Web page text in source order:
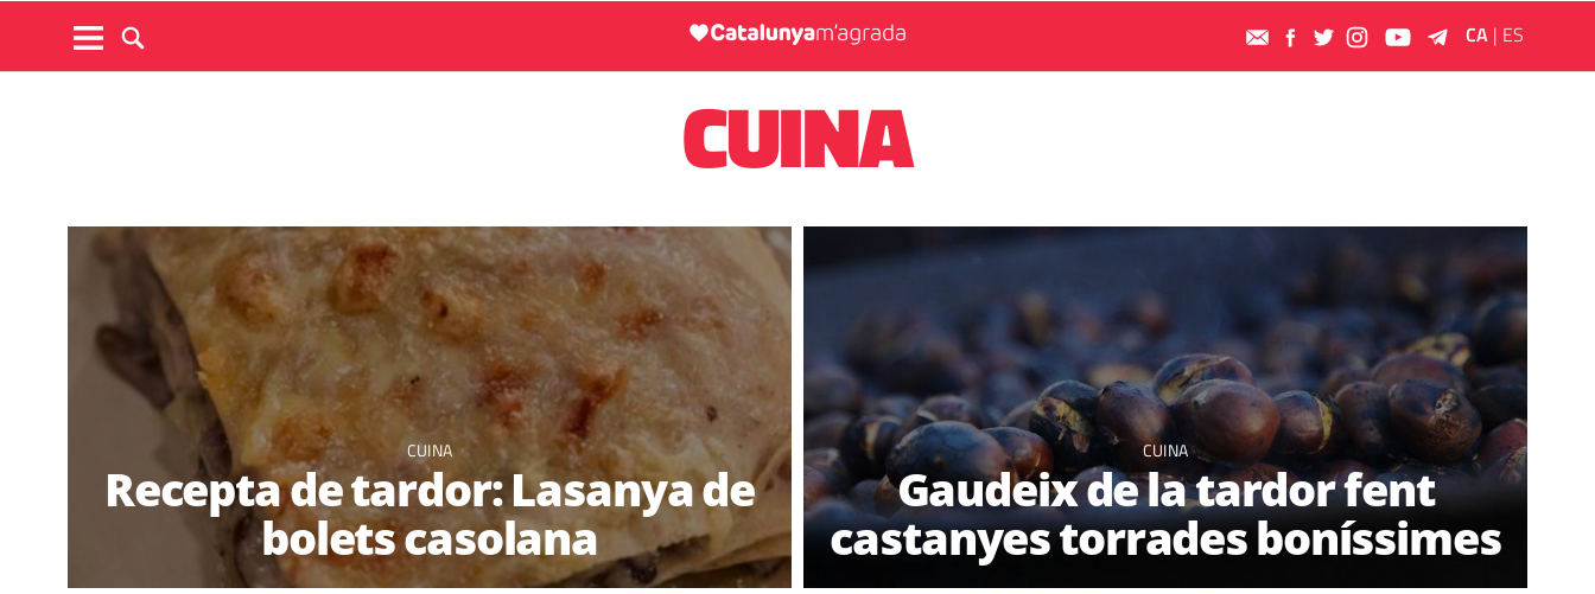
CA | ES
CUINA
CUINA
Recepta de tardor: Lasanya de
bolets casolana
CUINA
Gaudeix de la tardor fent
castanyes torrades boníssimes